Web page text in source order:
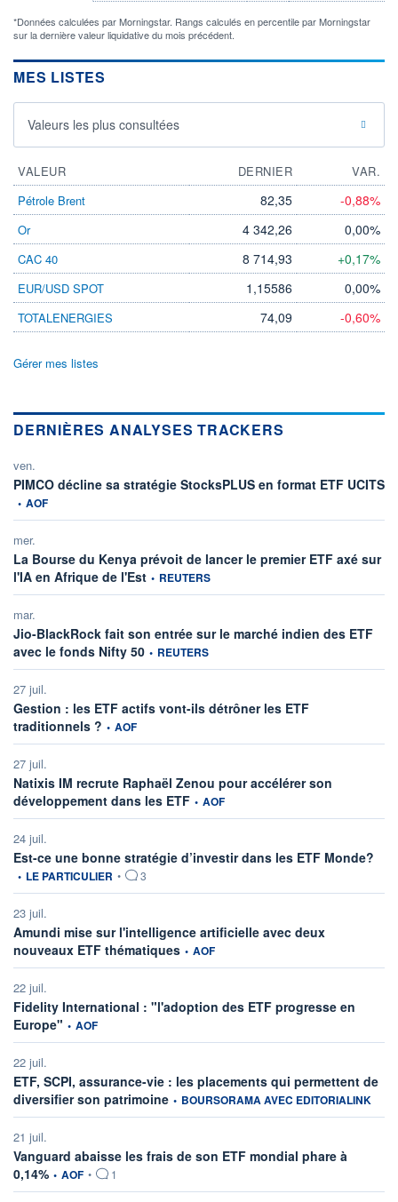
*Données calculées par Morningstar. Rangs calculés en percentile par Morningstar
sur la dernière valeur liquidative du mois précédent.
MES LISTES
Valeurs les plus consultées
VALEUR DERNIER
VAR.
Pétrole Brent
82,35 -0,88%
Or 4 342,26 0,00%
CAC 40 8 714,93 +0,17%
EUR/USD SPOT 1,15586 0,00%
TOTALENERGIES 74,09 -0,60%
Gérer mes listes
DERNIÈRES ANALYSES TRACKERS
ven.
PIMCO décline sa stratégie StocksPLUS en format ETF UCITS
• AOF
mer.
La Bourse du Kenya prévoit de lancer le premier ETF axé sur
l'IA en Afrique de l'Estinformation fournie par
• REUTERS
mar.
Jio-BlackRock fait son entrée sur le marché indien des ETF
avec le fonds Nifty 50information fournie par
• REUTERS
27 juil.
Gestion : les ETF actifs vont-ils détrôner les ETF
traditionnels ? information fournie par
• AOF
27 juil.
Natixis IM recrute Raphaël Zenou pour accélérer son
développement dans les ETFinformation fournie par
• AOF
24 juil.
Est-ce une bonne stratégie d’investir dans les ETF Monde?
• LE PARTICULIER • 3
23 juil.
Amundi mise sur l'intelligence artificielle avec deux
nouveaux ETF thématiques information fournie par
• AOF
22 juil.
Fidelity International : "l'adoption des ETF progresse en
Europe" information fournie par
• AOF
22 juil.
ETF, SCPI, assurance-vie : les placements qui permettent de
diversifier son patrimoine information fournie par
• BOURSORAMA AVEC EDITORIALINK
21 juil.
Vanguard abaisse les frais de son ETF mondial phare à
0,14% information fournie par
• AOF • 1